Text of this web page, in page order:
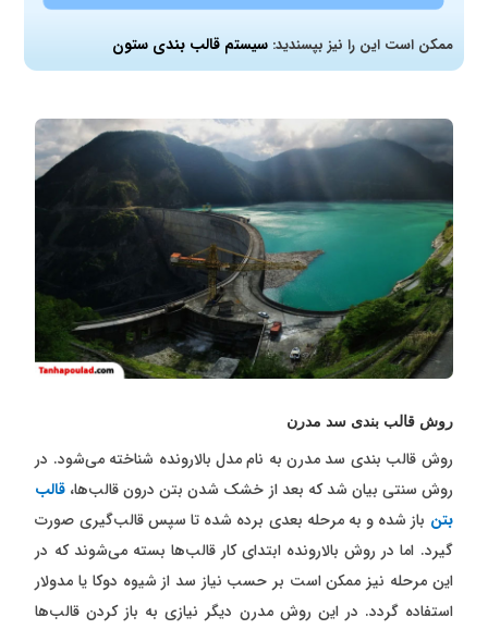
ممکن است این را نیز بپسندید:سیستم قالب بندی ستون
روش قالب بندی سد مدرن
روش قالب بندی سد مدرن به نام مدل بالارونده شناخته می‌شود. در
روش سنتی بیان شد که بعد از خشک شدن بتن درون قالب‌ها، قالب
بتن باز شده و به مرحله بعدی برده شده تا سپس قالب‌گیری صورت
گیرد. اما در روش بالارونده ابتدای کار قالب‌ها بسته می‌شوند که در
این مرحله نیز ممکن است بر حسب نیاز سد از شیوه دوکا یا مدولار
استفاده گردد. در این روش مدرن دیگر نیازی به باز کردن قالب‌ها